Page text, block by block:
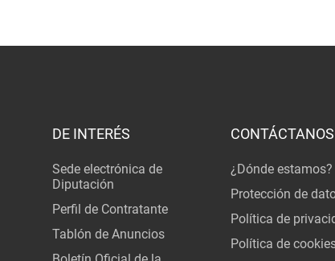
DE INTERÉS
Sede electrónica de
Diputación
Perfil de Contratante
Tablón de Anuncios
CONTÁCTANOS
¿Dónde estamos?
Protección de
Política de
Política de